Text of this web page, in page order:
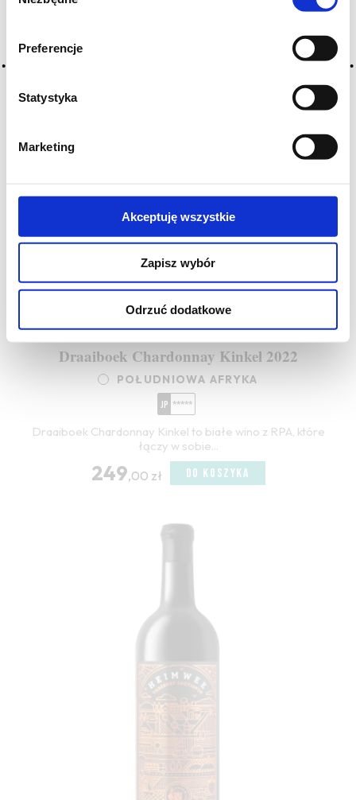
Preferencje
Statystyka
Marketing
Akceptuję wszystkie
Zapisz wybór
Odrzuć dodatkowe
Draaiboek Chardonnay Kinkel 2022
POŁUDNIOWA AFRYKA
JP *****
Draaiboek Chardonnay Kinkel to białe wino z RPA, które
łączy w sobie...
249,00 zł DO KOSZYKA